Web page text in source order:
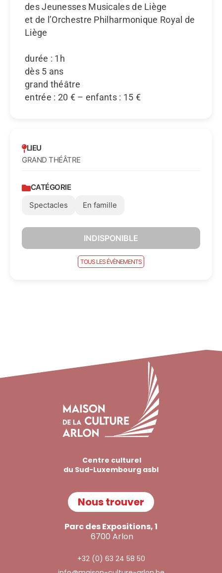
des Jeunesses Musicales de Liège
et de l’Orchestre Philharmonique Royal de
Liège
durée : 1h
dès 5 ans
grand théâtre
entrée : 20 € – enfants : 15 €
LIEU
GRAND THÉÂTRE
CATÉGORIE
Spectacles
En famille
INDISPONIBLE
TOUS LES ÉVÈNEMENTS
Centre culturel
du Sud-Luxembourg asbl
Nous trouver
Parc des Expositions, 1
6700 Arlon
+32 (0) 63 24 58 50